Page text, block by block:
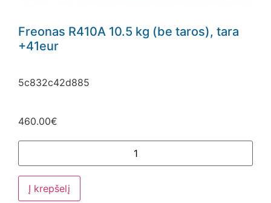
Freonas R410A 10.5 kg (be taros), tara
+41eur
5c832c42d885
460.00€
Į krepšelį